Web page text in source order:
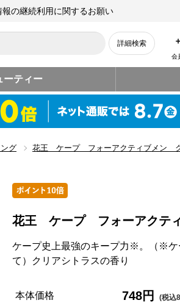
報の継続利用に関するお願い
詳細検索
会
ーティー
グ 花王 ケープ フォーアクティブメン ク
花王 ケープ フォーアクテ
ケープ史上最強のキープ力※。（※
て）クリアシトラスの香り
本体価格 748円 (税込